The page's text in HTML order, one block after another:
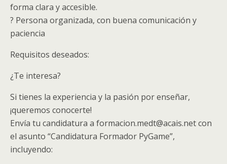
forma clara y accesible.
? Persona organizada, con buena comunicación y
paciencia
Requisitos deseados:
¿Te interesa?
Si tienes la experiencia y la pasión por enseñar,
¡queremos conocerte!
Envía tu candidatura a formacion.medt@acais.net con
el asunto “Candidatura Formador PyGame”,
incluyendo: